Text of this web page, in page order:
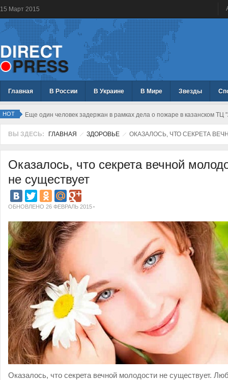
15 Март 2015
Главная В России В Украине В Мире Звезды
HOT Еще один человек задержан в рамках дела о пожаре в казанском ТЦ
ВЫ ЗДЕСЬ: ГЛАВНАЯ ЗДОРОВЬЕ ОКАЗАЛОСЬ, ЧТО СЕКРЕТА
Оказалось, что секрета вечной
не существует
ОБНОВЛЕНО 26 ФЕВРАЛЬ 2015
Оказалось, что секрета вечной молодости не существует.